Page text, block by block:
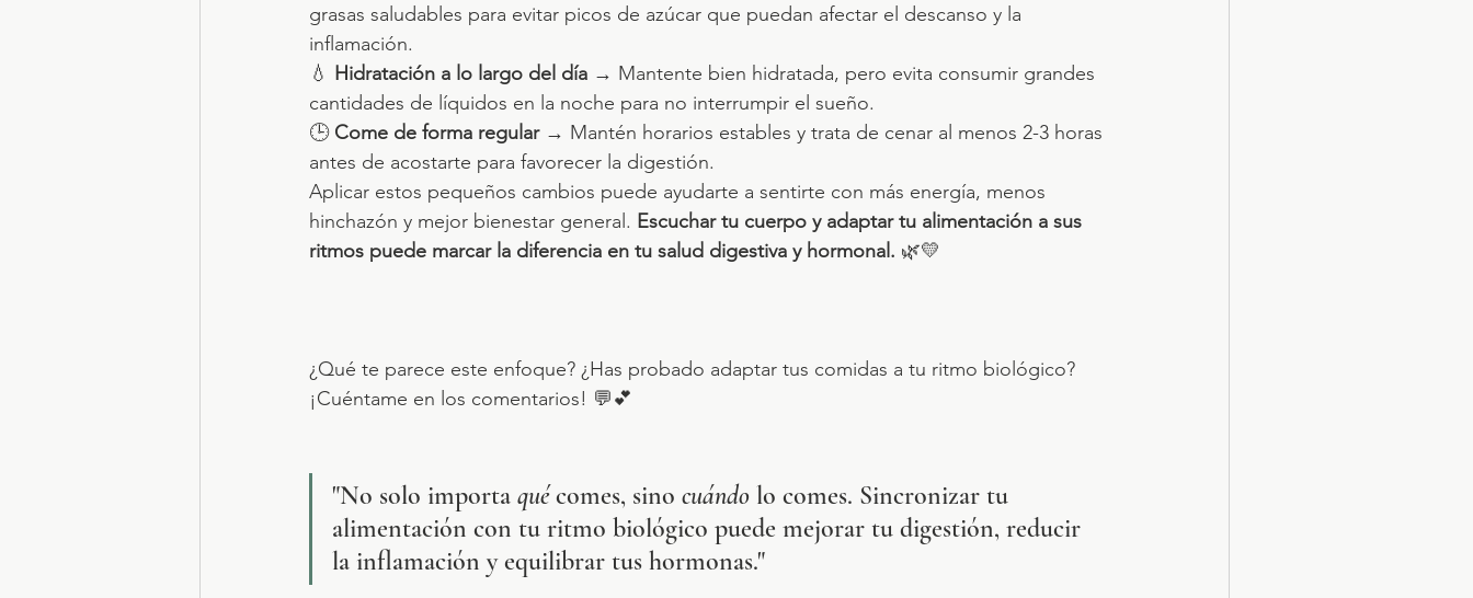
grasas saludables para evitar picos de azúcar que puedan afectar el descanso y la
inflamación.
💧 Hidratación a lo largo del día → Mantente bien hidratada, pero evita consumir grandes
cantidades de líquidos en la noche para no interrumpir el sueño.
🕒 Come de forma regular → Mantén horarios estables y trata de cenar al menos 2-3 horas
antes de acostarte para favorecer la digestión.
Aplicar estos pequeños cambios puede ayudarte a sentirte con más energía, menos
hinchazón y mejor bienestar general. Escuchar tu cuerpo y adaptar tu alimentación a sus
ritmos puede marcar la diferencia en tu salud digestiva y hormonal. 🌿💛
¿Qué te parece este enfoque? ¿Has probado adaptar tus comidas a tu ritmo biológico?
¡Cuéntame en los comentarios! 💬💕
"No solo importa qué comes, sino cuándo lo comes. Sincronizar tu
alimentación con tu ritmo biológico puede mejorar tu digestión, reducir
la inflamación y equilibrar tus hormonas."